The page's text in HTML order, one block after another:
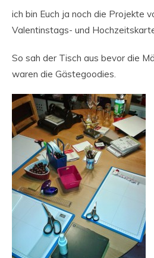
ich bin Euch ja noch die Projekte
Valentinstags- und
So sah der Tisch aus bevor die
waren die Gästegoodies.